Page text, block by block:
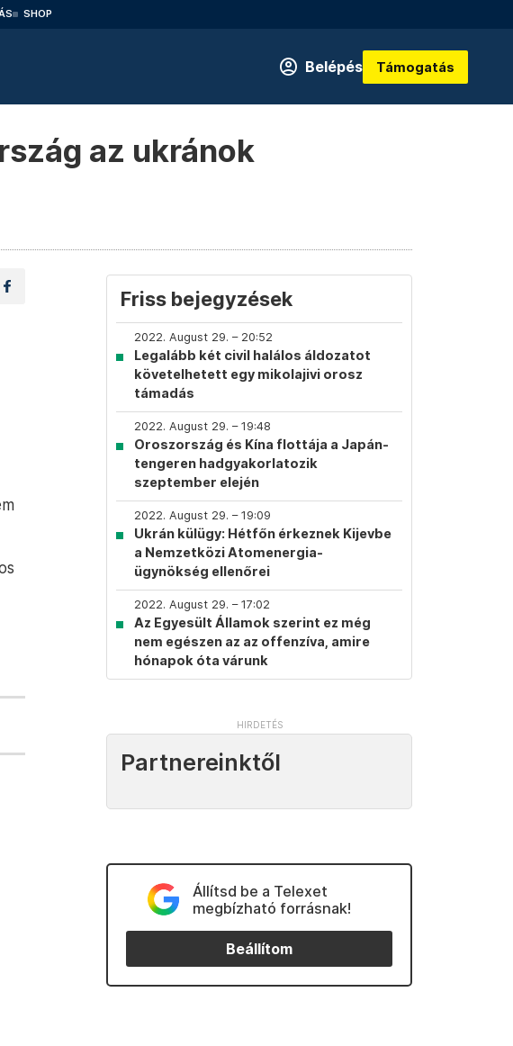
SHOP
Belépés Támogatás
az ukránok
Friss bejegyzések
2022. August 29. – 20:52
Legalább két civil halálos áldozatot
követelhetett egy mikolajivi orosz
támadás
2022. August 29. – 19:48
Oroszország és Kína flottája a Japán-
tengeren hadgyakorlatozik
szeptember elején
2022. August 29. – 19:09
Ukrán külügy: Hétfőn érkeznek Kijevbe
a Nemzetközi Atomenergia-
ügynökség ellenőrei
2022. August 29. – 17:02
Az Egyesült Államok szerint ez még
nem egészen az az offenzíva, amire
hónapok óta várunk
Partnereinktől
Állítsd be a Telexet
megbízható forrásnak!
Beállítom